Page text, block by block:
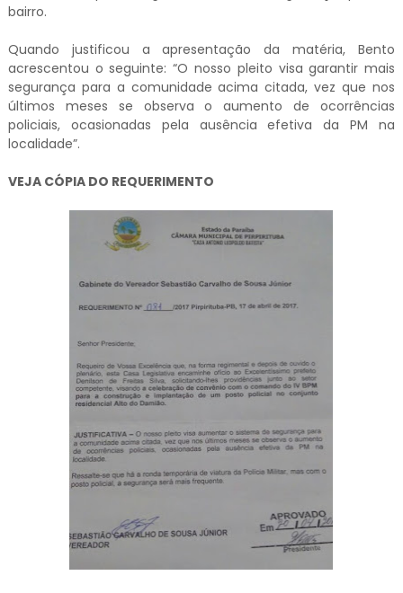
bairro.
Quando justificou a apresentação da matéria, Bento
acrescentou o seguinte: “O nosso pleito visa garantir mais
segurança para a comunidade acima citada, vez que nos
últimos meses se observa o aumento de ocorrências
policiais, ocasionadas pela ausência efetiva da PM na
localidade”.
VEJA CÓPIA DO REQUERIMENTO